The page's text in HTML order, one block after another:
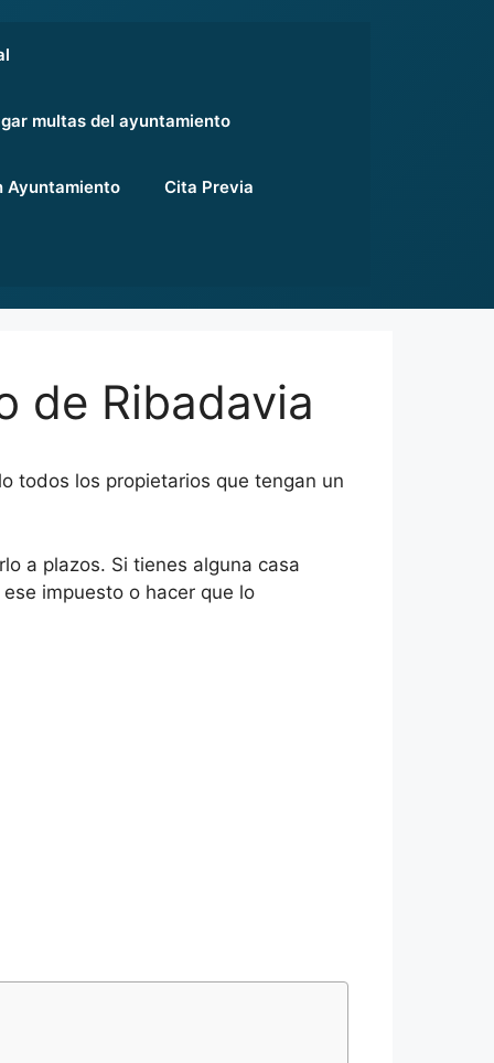
multas del ayuntamiento
Ayuntamiento Cita Previa
de Ribadavia
todos los propietarios que tengan un
a plazos. Si tienes alguna casa
impuesto o hacer que lo